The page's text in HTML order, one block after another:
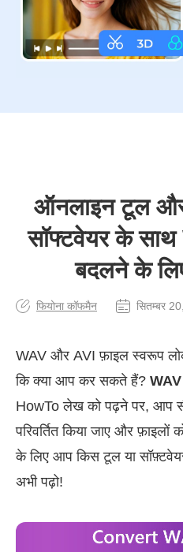
ऑनलाइन टूल
सॉफ्टवेयर के
बदलने के लिए
फियोना कॉफमैन सितम्बर
WAV और AVI फ़ाइल स्वरूप
कि क्या आप कर सकते हैं?
HowTo लेख को पढ़ने पर, आप
परिवर्तित किया जाए और फ़ाइलों
के लिए आप किस टूल या
अभी पढ़ो!